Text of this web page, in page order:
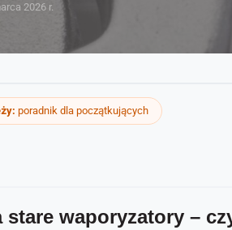
2026 r.
poradnik dla początkujących
waporyzatory –